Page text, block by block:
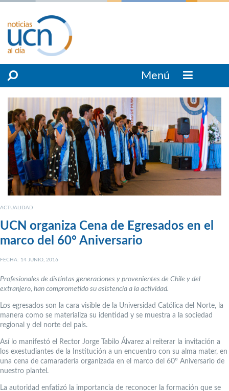
Menú
ACTUALIDAD
UCN organiza Cena de Egresados en el
marco del 60° Aniversario
FECHA: 14 JUNIO, 2016
Profesionales de distintas generaciones y provenientes de Chile y del
extranjero, han comprometido su asistencia a la actividad.
Los egresados son la cara visible de la Universidad Católica del Norte, la
manera como se materializa su identidad y se muestra a la sociedad
regional y del norte del país.
Así lo manifestó el Rector Jorge Tabilo Álvarez al reiterar la invitación a
los exestudiantes de la Institución a un encuentro con su alma mater, en
una cena de camaradería organizada en el marco del 60° Aniversario de
nuestro plantel.
La autoridad enfatizó la importancia de reconocer la formación que se